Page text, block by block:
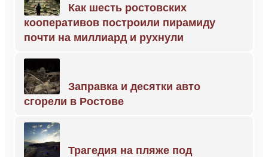
Как шесть ростовских
кооперативов построили пирамиду
почти на миллиард и рухнули
Заправка и десятки авто
сгорели в Ростове
Трагедия на пляже под